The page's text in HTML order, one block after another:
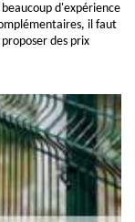
d'expérience
il faut
des prix